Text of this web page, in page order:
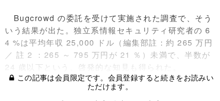
Bugcrowd の委託を受けて実施された調査で、そう
いう結果が出た。独立系情報セキュリティ研究者の 6
4 %は平均年収 25,000 ドル（編集部註：約 265 万円
／ 註 2 ：265 ～ 795 万円が 21 ％）未満で、半数が
24 歳以下という、啓発的な知見も得られた。
この記事は会員限定です。会員登録すると続きをお読みい
ただけます。